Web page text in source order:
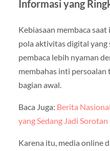
Informasi yang
Kebiasaan membaca
pola aktivitas digital yang
pembaca lebih nyaman
membahas inti
bagian awal.
Baca Juga: Berita
yang Sedang Jadi Sorotan
Karena itu, media online